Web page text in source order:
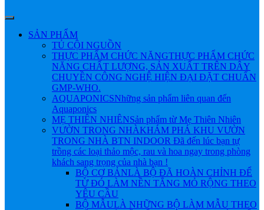
SẢN PHẨM
TỦ CỘI NGUỒN
THỰC PHẨM CHỨC NĂNGTHỰC PHẨM CHỨC
NĂNG CHẤT LƯỢNG, SẢN XUẤT TRÊN DÂY
CHUYỀN CÔNG NGHỆ HIỆN ĐẠI ĐẶT CHUẨN
GMP-WHO.
AQUAPONICSNhững sản phẩm liên quan đến
Aquaponics
MẸ THIÊN NHIÊNSản phẩm từ Mẹ Thiên Nhiên
VƯỜN TRONG NHÀKHÁM PHÁ KHU VƯỜN
TRONG NHÀ BTN INDOOR Đã đến lúc bạn tự
trồng các loại thảo mộc, rau và hoa ngay trong phòng
khách sang trọng của nhà bạn !
BỘ CƠ BẢNLÀ BỘ ĐÃ HOÀN CHỈNH ĐỂ
TỪ ĐÓ LÀM NỀN TẲNG MỎ RỘNG THEO
YÊU CẦU
BỘ MẪULÀ NHỮNG BỘ LÀM MẪU THEO